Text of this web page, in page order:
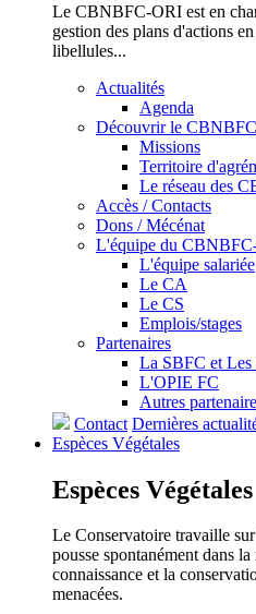
Le CBNBFC-ORI est en
gestion des plans d'actions
libellules...
Actualités
Agenda
Découvrir le
Missions
Territoire
Le réseau des
Accès / Contacts
Dons / Mécénat
L'équipe du
L'équipe salariée
Le CA
Le CS
Emplois/stages
Partenaires
La SBFC et
L'OPIE FC
Autres
Contact Dernières
Espèces Végétales
Espèces Végétales
Le Conservatoire travaille
pousse spontanément dans
connaissance et la
menacées.